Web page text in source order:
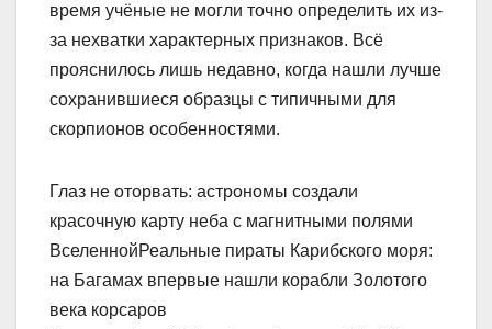
время учёные не могли точно определить их из-
за нехватки характерных признаков. Всё
прояснилось лишь недавно, когда нашли лучше
сохранившиеся образцы с типичными для
скорпионов особенностями.
Глаз не оторвать: астрономы создали
красочную карту неба с магнитными полями
ВселеннойРеальные пираты Карибского моря:
на Багамах впервые нашли корабли Золотого
века корсаров